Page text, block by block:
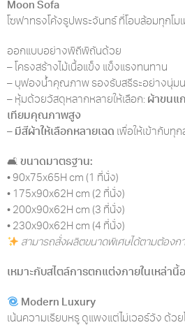
Moon Sofa
โซฟาทรงโค้งรูปพระจันทร์ ที่โอบล้อมทุกโ
ออกแบบอย่างพิถีพิถันด้วย
– โครงสร้างไม้เนื้อแข็ง แข็งแรงทนทาน
– บุฟองน้ำคุณภาพ รองรับสรีระอย่างนุ่ม
– หุ้มด้วยวัสดุหลากหลายให้เลือก: ผ้าขนแ
เทียมคุณภาพสูง
– มีสีผ้าให้เลือกหลายเฉด เพื่อให้เข้ากับทุ
🛋 ขนาดมาตรฐาน:
• 90x75x65H cm (1 ที่นั่ง)
• 175x90x62H cm (2 ที่นั่ง)
• 200x90x62H cm (3 ที่นั่ง)
• 230x90x62H cm (4 ที่นั่ง)
สามารถสั่งผลิตขนาดพิเศษได้ตามต้องก
เหมาะกับสไตล์การตกแต่งภายในเหล่านี้
Modern Luxury
เน้นความเรียบหรู ดูแพงแต่ไม่เวอร์วัง ด้ว